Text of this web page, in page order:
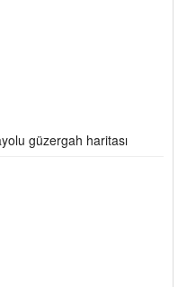
güzergah haritası